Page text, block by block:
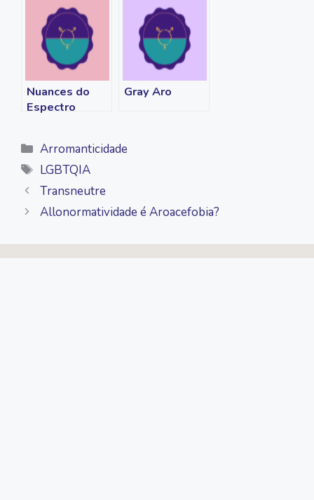
Nuances do
Espectro
Gray Aro
Categorias
Arromanticidade
Tags
LGBTQIA
Transneutre
Allonormatividade é Aroacefobia?